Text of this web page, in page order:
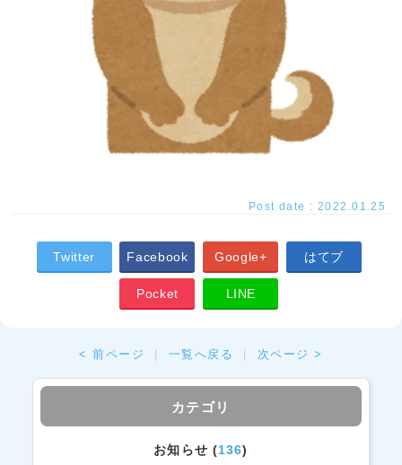
Post date : 2022.01.25
Twitter Facebook Google+ はてブ
Pocket LINE
< 前ページ 一覧へ戻る 次ページ >
カテゴリ
お知らせ (136)